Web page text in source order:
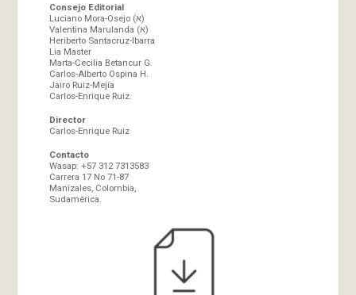
Consejo Editorial
Luciano Mora-Osejo (א)
Valentina Marulanda (א)
Heriberto Santacruz-Ibarra
Lia Master
Marta-Cecilia Betancur G.
Carlos-Alberto Ospina H.
Jairo Ruiz-Mejía
Carlos-Enrique Ruiz.
Director
Carlos-Enrique Ruiz
Contacto
Wasap: +57 312 7313583
Carrera 17 No 71-87
Manizales, Colombia,
Sudamérica.